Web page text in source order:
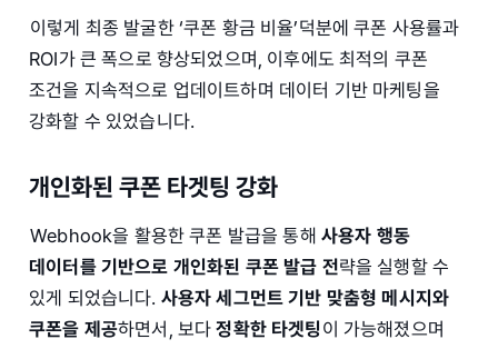
이렇게 최종 발굴한 ‘쿠폰 황금 비율’덕분에 쿠폰 사용률과
ROI가 큰 폭으로 향상되었으며, 이후에도 최적의 쿠폰
조건을 지속적으로 업데이트하며 데이터 기반 마케팅을
강화할 수 있었습니다.
개인화된 쿠폰 타겟팅 강화
Webhook을 활용한 쿠폰 발급을 통해 사용자 행동
데이터를 기반으로 개인화된 쿠폰 발급 전략을 실행할 수
있게 되었습니다. 사용자 세그먼트 기반 맞춤형 메시지와
쿠폰을 제공하면서, 보다정확한 타겟팅 이 가능해졌으며